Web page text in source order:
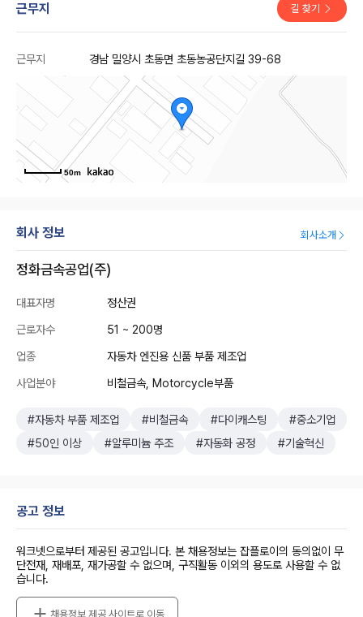
근무지 길 찾기
근무지 경남 밀양시 초동면 초동농공단지길 39-68
50m
회사 정보 회사소개
정화금속공업(주)
대표자명
정산권
근로자수
51 ~ 200명
업종
자동차 엔진용 신품 부품 제조업
사업분야
비철금속, Motorcycle부품
#자동차 부품 제조업 #비철금속 #다이캐스팅
#중소기업
#50인 이상
#알루미늄 주조 #자동화 공정 #기술혁신
공고 정보
워크넷으로부터 제공된 공고입니다. 본 채용정보는 잡플로이의 동의없이 무
단전재, 재배포, 재가공할 수 없으며, 구직활동 이외의 용도로 사용할 수 없
습니다.
채용정보 제공 사이트로 이동